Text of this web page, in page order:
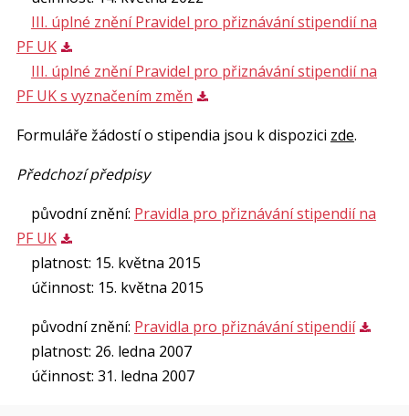
III. úplné znění Pravidel pro přiznávání stipendií na
PF UK
III. úplné znění Pravidel pro přiznávání stipendií na
PF UK s vyznačením změn
Formuláře žádostí o stipendia jsou k dispozici zde.
Předchozí předpisy
původní znění: Pravidla pro přiznávání stipendií na
PF UK
platnost: 15. května 2015
účinnost: 15. května 2015
původní znění: Pravidla pro přiznávání stipendií
platnost: 26. ledna 2007
účinnost: 31. ledna 2007